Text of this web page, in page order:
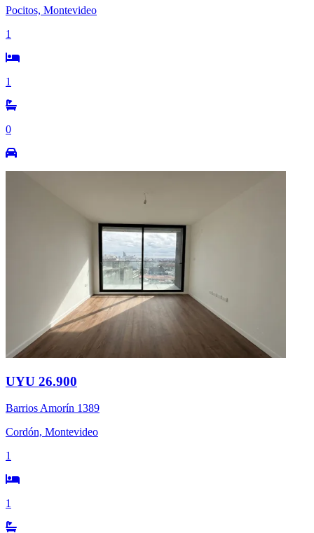
Pocitos, Montevideo
1
1
0
UYU 26.900
Barrios Amorín 1389
Cordón, Montevideo
1
1